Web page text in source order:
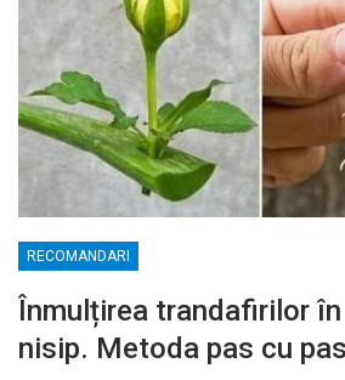
RECOMANDARI
Înmulțirea trandafirilor
nisip. Metoda pas cu pas